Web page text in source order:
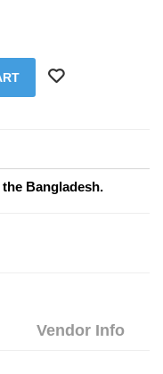
Bangladesh.
Vendor Info